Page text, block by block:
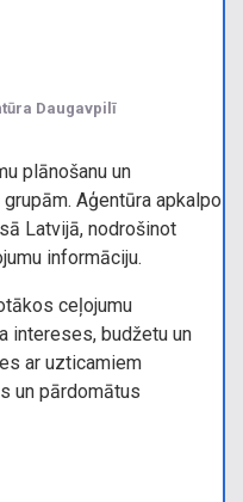
Daugavpilī
plānošanu un
Aģentūra apkalpo
Latvijā, nodrošinot
informāciju.
ceļojumu
intereses, budžetu un
ar uzticamiem
un pārdomātus